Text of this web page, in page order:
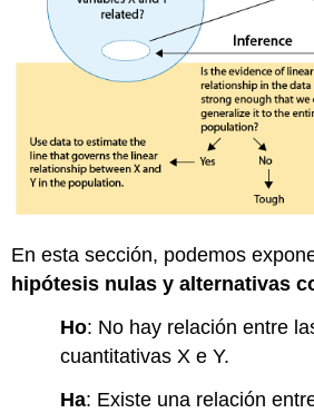
En esta sección, podemos
hipótesis nulas y alternativas
Ho: No hay relación entre
cuantitativas X e Y.
Ha: Existe una relación